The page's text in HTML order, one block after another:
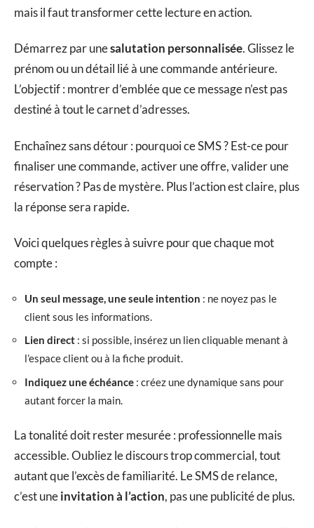
mais il faut transformer cette lecture en action.
Démarrez par unesalutation personnalisée. Glissez le
prénom ou un détail lié à une commande antérieure.
L’objectif : montrer d’emblée que ce message n’est pas
destiné à tout le carnet d’adresses.
Enchaînez sans détour : pourquoi ce SMS ? Est-ce pour
finaliser une commande, activer une offre, valider une
réservation ? Pas de mystère. Plus l’action est claire, plus
la réponse sera rapide.
Voici quelques règles à suivre pour que chaque mot
compte :
Un seul message, une seule intention : ne noyez pas le
client sous les informations.
Lien direct : si possible, insérez un lien cliquable menant à
l’espace client ou à la fiche produit.
Indiquez une échéance : créez une dynamique sans pour
autant forcer la main.
La tonalité doit rester mesurée : professionnelle mais
accessible. Oubliez le discours trop commercial, tout
autant que l’excès de familiarité. Le SMS de relance,
c’est uneinvitation à l’action, pas une publicité de plus.